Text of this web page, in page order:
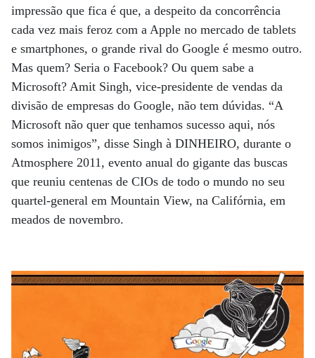
impressão que fica é que, a despeito da concorrência
cada vez mais feroz com a Apple no mercado de tablets
e smartphones, o grande rival do Google é mesmo outro.
Mas quem? Seria o Facebook? Ou quem sabe a
Microsoft? Amit Singh, vice-presidente de vendas da
divisão de empresas do Google, não tem dúvidas. “A
Microsoft não quer que tenhamos sucesso aqui, nós
somos inimigos”, disse Singh à DINHEIRO, durante o
Atmosphere 2011, evento anual do gigante das buscas
que reuniu centenas de CIOs de todo o mundo no seu
quartel-general em Mountain View, na Califórnia, em
meados de novembro.